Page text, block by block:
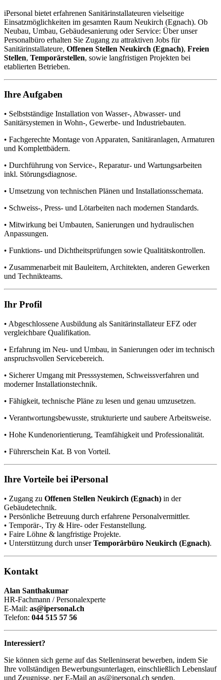
iPersonal bietet erfahrenen Sanitärinstallateuren vielseitige
Einsatzmöglichkeiten im gesamten Raum Neukirch (Egnach). Ob
Neubau, Umbau, Gebäudesanierung oder Service: Über unser
Personalbüro erhalten Sie Zugang zu attraktiven Jobs für
Sanitärinstallateure, Offenen Stellen Neukirch (Egnach), Freien
Stellen, Temporärstellen, sowie langfristigen Projekten bei
etablierten Betrieben.
Ihre Aufgaben
• Selbstständige Installation von Wasser-, Abwasser- und
Sanitärsystemen in Wohn-, Gewerbe- und Industriebauten.
• Fachgerechte Montage von Apparaten, Sanitäranlagen, Armaturen
und Komplettbädern.
• Durchführung von Service-, Reparatur- und Wartungsarbeiten
inkl. Störungsdiagnose.
• Umsetzung von technischen Plänen und Installationsschemata.
• Schweiss-, Press- und Lötarbeiten nach modernen Standards.
• Mitwirkung bei Umbauten, Sanierungen und hydraulischen
Anpassungen.
• Funktions- und Dichtheitsprüfungen sowie Qualitätskontrollen.
• Zusammenarbeit mit Bauleitern, Architekten, anderen Gewerken
und Technikteams.
Ihr Profil
• Abgeschlossene Ausbildung als Sanitärinstallateur EFZ oder
vergleichbare Qualifikation.
• Erfahrung im Neu- und Umbau, in Sanierungen oder im technisch
anspruchsvollen Servicebereich.
• Sicherer Umgang mit Presssystemen, Schweissverfahren und
moderner Installationstechnik.
• Fähigkeit, technische Pläne zu lesen und genau umzusetzen.
• Verantwortungsbewusste, strukturierte und saubere Arbeitsweise.
• Hohe Kundenorientierung, Teamfähigkeit und Professionalität.
• Führerschein Kat. B von Vorteil.
Ihre Vorteile bei iPersonal
• Zugang zu Offenen Stellen Neukirch (Egnach) in der
Gebäudetechnik.
• Persönliche Betreuung durch erfahrene Personalvermittler.
• Temporär-, Try & Hire- oder Festanstellung.
• Faire Löhne & langfristige Projekte.
• Unterstützung durch unserTemporärbüro Neukirch (Egnach).
Kontakt
Alan Santhakumar
HR-Fachmann / Personalexperte
E-Mail: as@ipersonal.ch
Telefon: 044 515 57 56
Interessiert?
Sie können sich gerne auf das Stelleninserat bewerben, indem Sie
Ihre vollständigen Bewerbungsunterlagen, einschließlich Lebenslauf
und Zeugnisse, per E-Mail an as@ipersonal.ch senden.